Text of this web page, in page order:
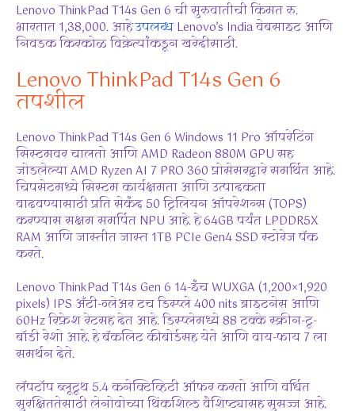
Lenovo ThinkPad T14s Gen 6 ची सुरुवातीची किंमत रु.
भारतात 1,38,000. आहेउपलब्ध Lenovo’s India वेबसाइट आणि
निवडक किरकोळ विक्रेत्यांकडून खरेदीसाठी.
Lenovo ThinkPad T14s Gen 6
तपशील
Lenovo ThinkPad T14s Gen 6 Windows 11 Pro ऑपरेटिंग
सिस्टमवर चालतो आणि AMD Radeon 880M GPU सह
जोडलेल्या AMD Ryzen AI 7 PRO 360 प्रोसेसरद्वारे समर्थित आहे.
चिपसेटमध्ये सिस्टम कार्यक्षमता आणि उत्पादकता
वाढवण्यासाठी प्रति सेकंद 50 ट्रिलियन ऑपरेशन्स (TOPS)
करण्यास सक्षम समर्पित NPU आहे. हे 64GB पर्यंत LPDDR5X
RAM आणि जास्तीत जास्त 1TB PCIe Gen4 SSD स्टोरेज पॅक
करते.
Lenovo ThinkPad T14s Gen 6 14-इंच WUXGA (1,200×1,920
pixels) IPS अँटी-ग्लेअर टच डिस्प्ले 400 nits ब्राइटनेस आणि
60Hz रिफ्रेश रेटसह देत आहे. डिस्प्लेमध्ये 88 टक्के स्क्रीन-टू-
बॉडी रेशो आहे. हे बॅकलिट कीबोर्डसह येते आणि वाय-फाय 7 ला
समर्थन देते.
लॅपटॉप ब्लूटूथ 5.4 कनेक्टिव्हिटी ऑफर करतो आणि वर्धित
सुरक्षिततेसाठी लेनोवोच्या थिंकशिल्ड वैशिष्ट्यासह सुसज्ज आहे.